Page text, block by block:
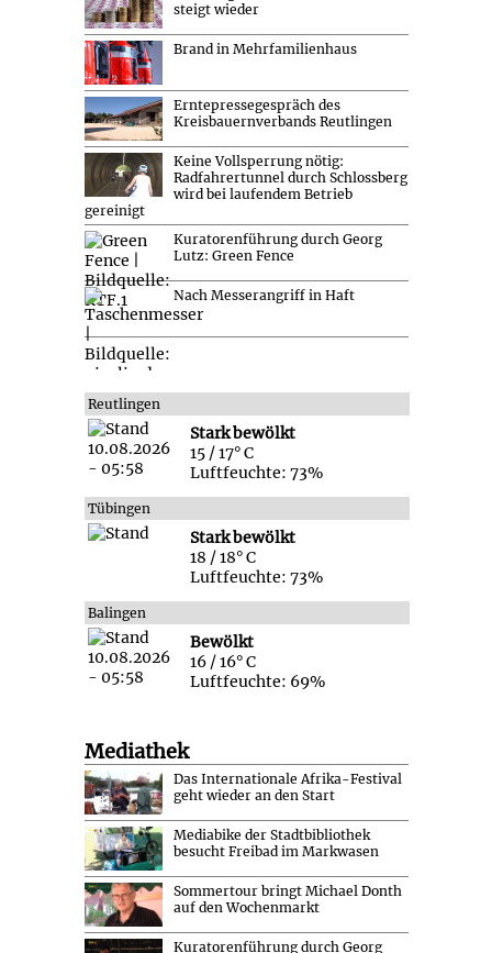
steigt wieder
Brand in Mehrfamilienhaus
Erntepressegespräch des
Kreisbauernverbands Reutlingen
Keine Vollsperrung nötig:
Radfahrertunnel durch Schlossberg
wird bei laufendem Betrieb
gereinigt
Kuratorenführung durch Georg
Lutz: Green Fence
Nach Messerangriff in Haft
Reutlingen
Stark bewölkt
15 / 17° C
Luftfeuchte: 73%
Tübingen
Stark bewölkt
18 / 18° C
Luftfeuchte: 73%
Balingen
Bewölkt
16 / 16° C
Luftfeuchte: 69%
Mediathek
Das Internationale Afrika-Festival
geht wieder an den Start
Mediabike der Stadtbibliothek
besucht Freibad im Markwasen
Sommertour bringt Michael Donth
auf den Wochenmarkt
Kuratorenführung durch Georg